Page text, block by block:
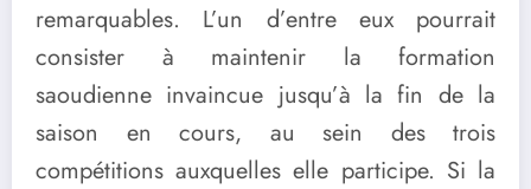
remarquables. L’un d’entre eux pourrait
consister à maintenir la formation
saoudienne invaincue jusqu’à la fin de la
saison en cours, au sein des trois
compétitions auxquelles elle participe. Si la